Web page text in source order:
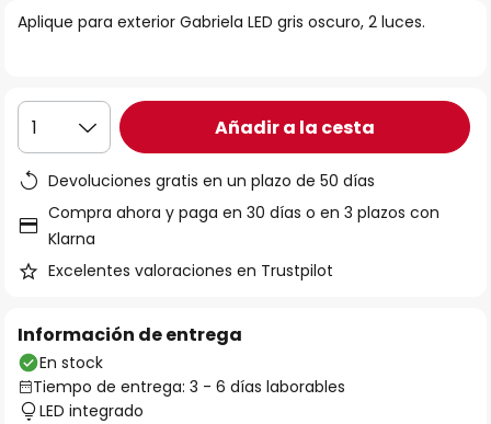
galería
Aplique para exterior Gabriela LED gris oscuro, 2 luces.
1 Añadir a la cesta
Devoluciones gratis en un plazo de 50 días
Compra ahora y paga en 30 días o en 3 plazos con
Klarna
Excelentes valoraciones en Trustpilot
Información de entrega
En stock
Tiempo de entrega: 3 - 6 días laborables
LED integrado